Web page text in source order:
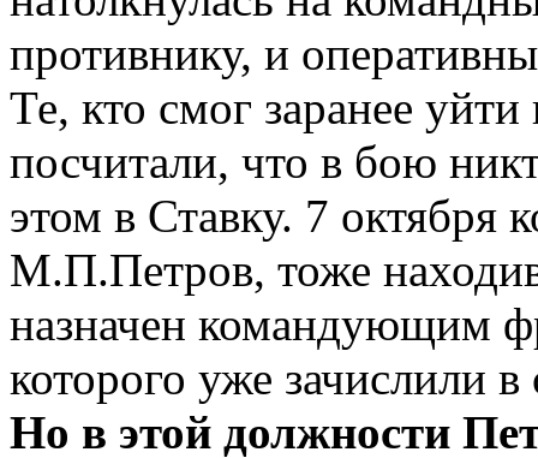
противнику, и
Те, кто смог заранее
посчитали, что в бою
этом в Ставку. 7 октября
М.П.Петров, тоже
назначен командующим
которого уже зачислили
Но в этой должности